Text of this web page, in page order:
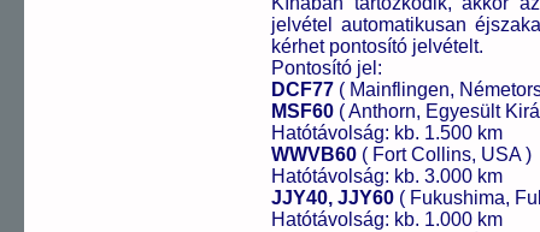
jelvétel automatikusan
kérhet pontosító jelvételt.
Pontosító jel:
DCF77 ( Mainflingen,
MSF60 ( Anthorn, Egyesült
Hatótávolság: kb. 1.500 km
WWVB60 ( Fort Collins, USA )
Hatótávolság: kb. 3.000 km
JJY40, JJY60 ( Fukushima,
Hatótávolság: kb. 1.000 km